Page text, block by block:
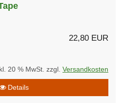
22,80 EUR
20 % MwSt. zzgl. Versandkosten
Details